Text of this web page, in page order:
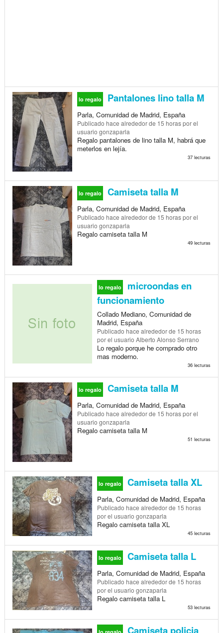
lo regalo Pantalones lino talla M
Parla, Comunidad de Madrid, España
Publicado hace alrededor de 15 horaspor el
usuario gonzaparla
Regalo pantalones de lino talla M, habrá que
meterlos en lejía.
37 lecturas
lo regalo Camiseta talla M
Parla, Comunidad de Madrid, España
Publicado hace alrededor de 15 horaspor el
usuario gonzaparla
Regalo camiseta talla M
49 lecturas
lo regalo
microondas en
funcionamiento
Collado Mediano, Comunidad de
Madrid, España
Publicado hace alrededor de 15 horas
por el usuario Alberto Alonso Serrano
Lo regalo porque he comprado otro
mas moderno.
36 lecturas
lo regalo Camiseta talla M
Parla, Comunidad de Madrid, España
Publicado hace alrededor de 15 horaspor el
usuario gonzaparla
Regalo camiseta talla M
51 lecturas
lo regalo Camiseta talla XL
Parla, Comunidad de Madrid, España
Publicado hace alrededor de 15 horas
por el usuario gonzaparla
Regalo camiseta talla XL
45 lecturas
lo regalo Camiseta talla L
Parla, Comunidad de Madrid, España
Publicado hace alrededor de 15 horas
por el usuario gonzaparla
Regalo camiseta talla L
53 lecturas
Camiseta policia